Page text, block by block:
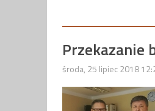
Przekazanie
środa, 25 lipiec 2018